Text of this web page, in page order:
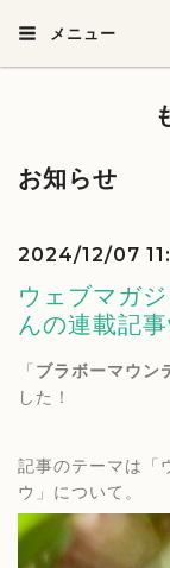
メニュー
お知らせ
2024/12/07
ウェブマガ
んの連載記
「ブラボーマウン
した！
記事のテーマは「
ウ」について。